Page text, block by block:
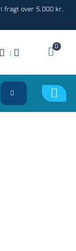
fragt over 5.000 kr.
|
0